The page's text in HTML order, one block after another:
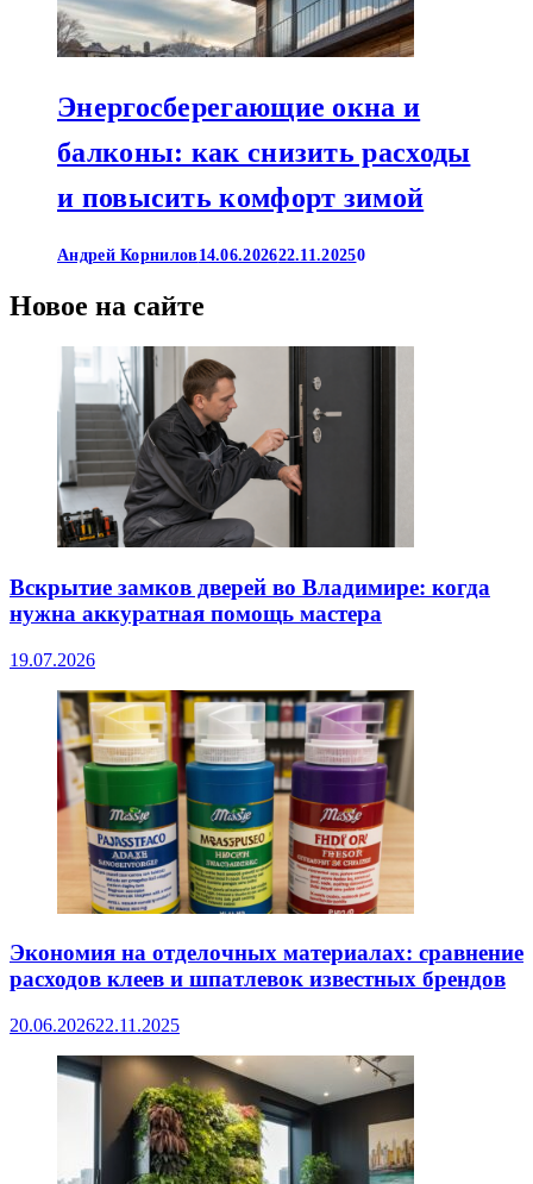
Энергосберегающие окна и
балконы: как снизить расходы
и повысить комфорт зимой
Андрей Корнилов 14.06.202622.11.20250
Новое на сайте
Вскрытие замков дверей во Владимире: когда
нужна аккуратная помощь мастера
19.07.2026
Экономия на отделочных материалах: сравнение
расходов клеев и шпатлевок известных брендов
20.06.202622.11.2025